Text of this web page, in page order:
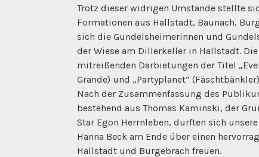
Trotz dieser widrigen Umstände stellte
Formationen aus Hallstadt, Baunach,
sich die Gundelsheimerinnen und
der Wiese am Dillerkeller in Hallstadt.
mitreißenden Darbietungen der Titel
Grande) und „Partyplanet“
Nach der Zusammenfassung des
bestehend aus Thomas Kaminski, der
Star Egon Herrnleben, durften sich
Hanna Beck am Ende über einen
Hallstadt und Burgebrach freuen.